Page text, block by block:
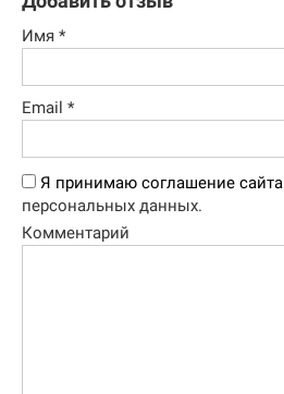
Имя *
Email *
Я принимаю соглашение сайта
персональных данных.
Комментарий